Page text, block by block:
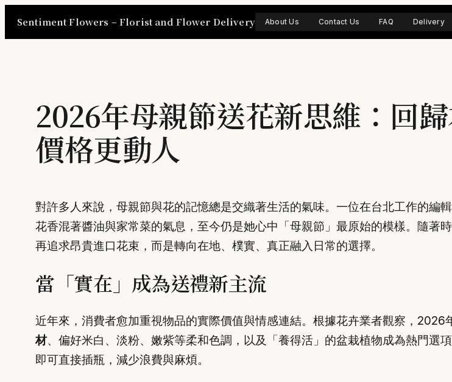
Sentiment Flowers – Florist and Flower Delivery About Us Contact Us FAQ Delivery
2026年母親節送花新思維：回
價格更動人
對許多人來說，母親節與花的記憶總是交織著生活的氣味。一位在台北工作的編
花香混著醬油與家常菜的氣息，至今仍是她心中「母親節」最原始的模樣。隨
再追求昂貴進口花束，而是轉向在地、樸實、真正融入日常的選擇。
當「實在」成為送禮新主流
近年來，消費者愈加重視物品的實際價值與情感連結。根據花卉業者觀察，2026
材、偏好米白、淡粉、嫩紫等柔和色調，以及「養得活」的盆栽植物成為熱門選
即可直接插瓶，減少浪費與麻煩。